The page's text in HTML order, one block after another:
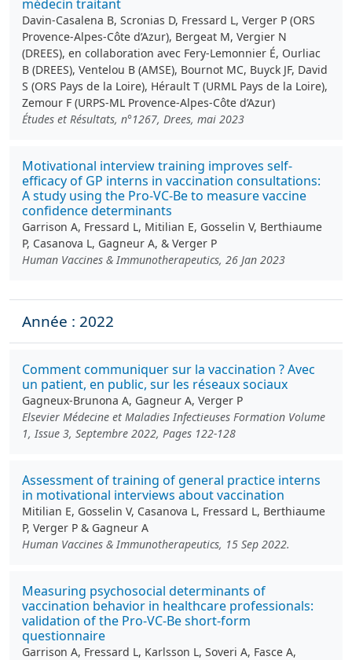
médecin traitant
Davin-Casalena B, Scronias D, Fressard L, Verger P (ORS
Provence-Alpes-Côte d’Azur), Bergeat M, Vergier N
(DREES), en collaboration avec Fery-Lemonnier É, Ourliac
B (DREES), Ventelou B (AMSE), Bournot MC, Buyck JF, David
S (ORS Pays de la Loire), Hérault T (URML Pays de la Loire),
Zemour F (URPS-ML Provence-Alpes-Côte d’Azur)
Études et Résultats, n°1267, Drees, mai 2023
Motivational interview training improves self-
efficacy of GP interns in vaccination consultations:
A study using the Pro-VC-Be to measure vaccine
confidence determinants
Garrison A, Fressard L, Mitilian E, Gosselin V, Berthiaume
P, Casanova L, Gagneur A, & Verger P
Human Vaccines & Immunotherapeutics, 26 Jan 2023
Année : 2022
Comment communiquer sur la vaccination ? Avec
un patient, en public, sur les réseaux sociaux
Gagneux-Brunona A, Gagneur A, Verger P
Elsevier Médecine et Maladies Infectieuses Formation Volume
1, Issue 3, Septembre 2022, Pages 122-128
Assessment of training of general practice interns
in motivational interviews about vaccination
Mitilian E, Gosselin V, Casanova L, Fressard L, Berthiaume
P, Verger P & Gagneur A
Human Vaccines & Immunotherapeutics, 15 Sep 2022.
Measuring psychosocial determinants of
vaccination behavior in healthcare professionals:
validation of the Pro-VC-Be short-form
questionnaire
Garrison A, Fressard L, Karlsson L, Soveri A, Fasce A,